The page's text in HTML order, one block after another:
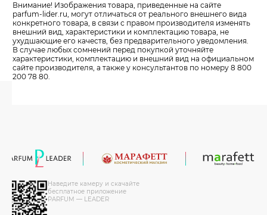
Внимание! Изображения товара, приведенные на сайте
parfum-lider.ru, могут отличаться от реального внешнего вида
конкретного товара, в связи с правом производителя изменять
внешний вид, характеристики и комплектацию товара, не
ухудшающие его качеств, без предварительного уведомления.
В случае любых сомнений перед покупкой уточняйте
характеристики, комплектацию и внешний вид на официальном
сайте производителя, а также у консультантов по номеру 8 800
200 78 80.
Наведите камеру и скачайте
бесплатное приложение
PARFUM — LEADER